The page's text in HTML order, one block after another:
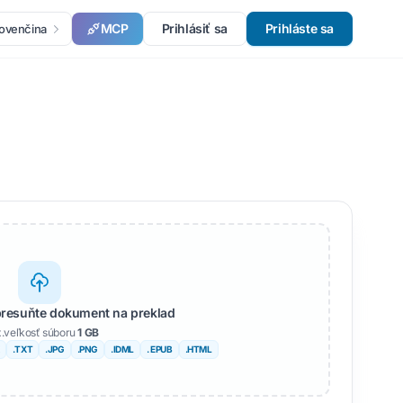
MCP Prihlásiť sa Prihláste sa
dokument na preklad
súboru1 GB
.TXT .JPG .PNG .IDML . EPUB .HTML